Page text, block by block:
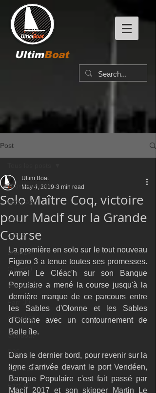
UltimBoat
Post
Tous les posts
IMOCA60
M32
GC32
Diam24
Class40
Mach 6.50
ORMA60
Gunboat
D35
Farr 280
Fast 40
Solo Maître Coq, victoire
pour Macif sur la Grande
Course
Ultim Boat
May 4, 2019 3 min read
La première en solo sur le tout nouveau
Figaro 3 a tenue toutes ses promesses.
Armel Le Cléac'h sur son Banque
Populaire a mené la course jusqu'à la
dernière marque de ce parcours entre
les Sables d'Olonne et les Sables
d'Olonne avec un contournement de
Belle île.
Dans le dernier bord, pour revenir sur la
ligne d'arrivée devant le port Vendéen,
Banque Populaire c'est fait passé par
Macif 2017 et son skipper Martin Le